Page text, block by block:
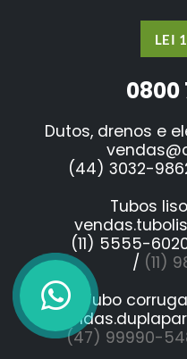
LEI
0800
Dutos, drenos e
(44) 3032-
Tubos
(11) 5555-
/ (11)
Tubo
(47) 99990-